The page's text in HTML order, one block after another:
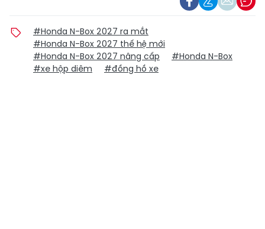
#Honda N-Box 2027 ra mắt
#Honda N-Box 2027 thế hệ mới
#Honda N-Box 2027 nâng cấp
#Honda N-Box
#xe hộp diêm
#đồng hồ xe